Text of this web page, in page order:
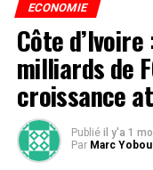
ECONOMIE
Côte
milliards de
croissance
Publié il y'a 1
Par Marc